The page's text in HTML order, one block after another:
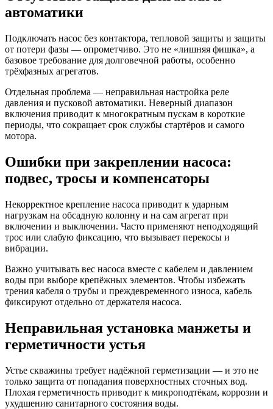
автоматики
Подключать насос без контактора, тепловой защиты и защиты
от потери фазы — опрометчиво. Это не «лишняя фишка», а
базовое требование для долговечной работы, особенно
трёхфазных агрегатов.
Отдельная проблема — неправильная настройка реле
давления и пусковой автоматики. Неверный диапазон
включения приводит к многократным пускам в короткие
периоды, что сокращает срок службы стартёров и самого
мотора.
Ошибки при закреплении насоса:
подвес, тросы и компенсаторы
Некорректное крепление насоса приводит к ударным
нагрузкам на обсадную колонну и на сам агрегат при
включении и выключении. Часто применяют неподходящий
трос или слабую фиксацию, что вызывает перекосы и
вибрации.
Важно учитывать вес насоса вместе с кабелем и давлением
воды при выборе крепёжных элементов. Чтобы избежать
трения кабеля о трубы и преждевременного износа, кабель
фиксируют отдельно от держателя насоса.
Неправильная установка манжеты и
герметичности устья
Устье скважины требует надёжной герметизации — и это не
только защита от попадания поверхностных сточных вод.
Плохая герметичность приводит к микроподтёкам, коррозии и
ухудшению санитарного состояния воды.